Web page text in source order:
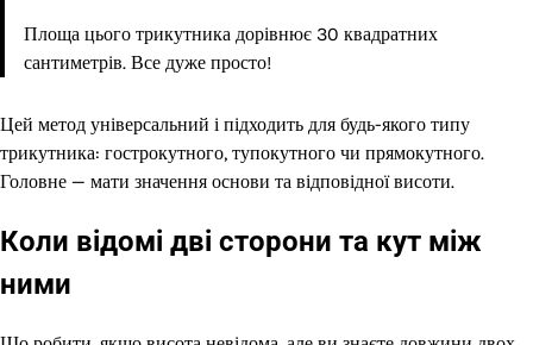
Площа цього трикутника дорівнює 30 квадратних
сантиметрів. Все дуже просто!
Цей метод універсальний і підходить для будь-якого типу
трикутника: гострокутного, тупокутного чи прямокутного.
Головне — мати значення основи та відповідної висоти.
Коли відомі дві сторони та кут між
ними